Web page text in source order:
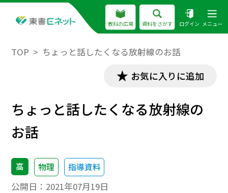
教科の広場 資料をさがす ログイン メニュー
TOP ちょっと話したくなる放射線のお話
お気に入りに追加
ちょっと話したくなる放射線の
お話
高 物理 指導資料
公開日： 2021年07月19日